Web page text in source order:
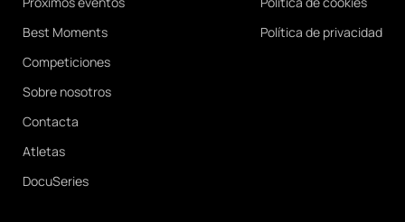
navigation
Best Moments
Competiciones
Sobre nosotros
Contacta
Atletas
DocuSeries
Política de privacidad